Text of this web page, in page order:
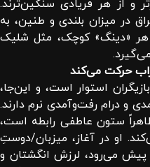
در میزان بلندی و طنین، به
«دینگ» کوچک، مثل شلیک
حرکت می‌کند
استوار است، و این‌جا،
و درام رفت‌وآمدی نرم دارند.
ستون عاطفی رابطه است،
او در آغاز، میزبان/دوستِ
می‌رود، لرزش انگشتان و